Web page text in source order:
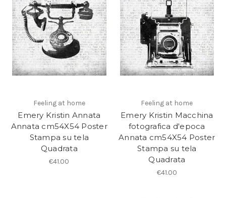
Feeling at home
Emery Kristin Annata
Annata cm54X54 Poster
Stampa su tela
Quadrata
€41.00
Feeling at home
Emery Kristin Macchina
fotografica d'epoca
Annata cm54X54 Poster
Stampa su tela
Quadrata
€41.00